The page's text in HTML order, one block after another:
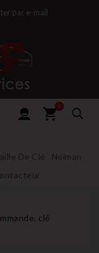
par e-mail
0
De Clé
Neiman
clé